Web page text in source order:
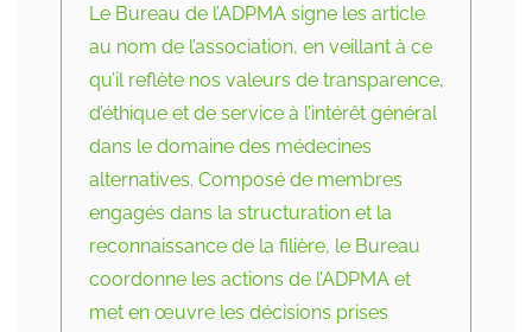
Le Bureau de l’ADPMA signe les article
au nom de l’association, en veillant à ce
qu’il reflète nos valeurs de transparence,
d’éthique et de service à l’intérêt général
dans le domaine des médecines
alternatives. Composé de membres
engagés dans la structuration et la
reconnaissance de la filière, le Bureau
coordonne les actions de l’ADPMA et
met en œuvre les décisions prises